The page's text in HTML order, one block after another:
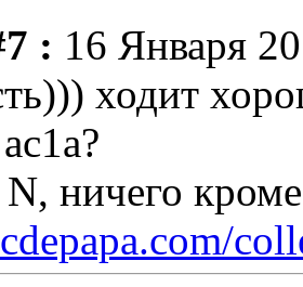
: 16 Января
ходит
N, ничего